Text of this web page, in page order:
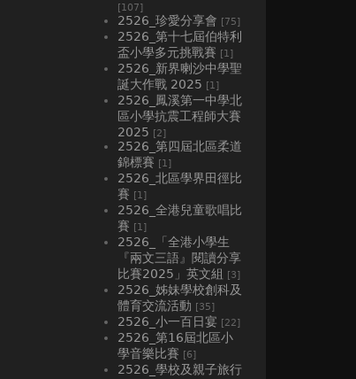
[107]
2526_珍愛分享會 [75]
2526_第十七屆伯特利
盃小學多元挑戰賽 [1]
2526_新界喇沙中學聖
誕大作戰 2025 [1]
2526_鳳溪第一中學北
區小學抗震工程師大賽
2025 [2]
2526_第四屆北區柔道
錦標賽 [1]
2526_北區學界田徑比
賽 [1]
2526_全港兒童歌唱比
賽 [1]
2526_「全港小學生
『兩文三語』閱讀分享
比賽2025」英文組 [3]
2526_姊妹學校創科及
體育交流活動 [35]
2526_小一百日宴 [22]
2526_第16屆北區小
學音樂比賽 [6]
2526_學校及親子旅行